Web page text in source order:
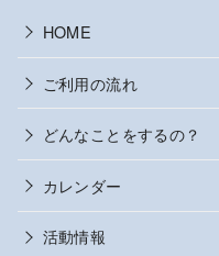
HOME
ご利用の流れ
どんなことをするの？
カレンダー
活動情報